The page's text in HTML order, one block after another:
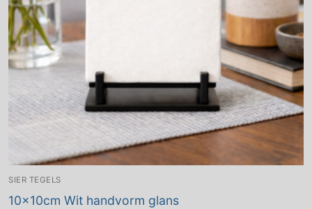
SIER TEGELS
10x10cm Wit handvorm glans